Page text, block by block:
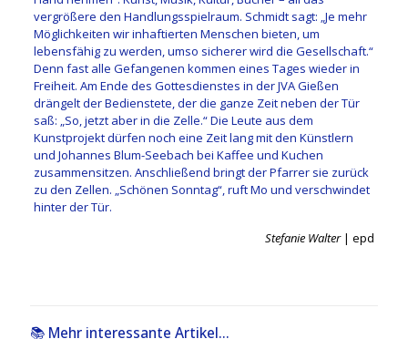
vergrößere den Handlungsspielraum. Schmidt sagt: „Je mehr
Möglichkeiten wir inhaftierten Menschen bieten, um
lebensfähig zu werden, umso sicherer wird die Gesellschaft.“
Denn fast alle Gefangenen kommen eines Tages wieder in
Freiheit. Am Ende des Gottesdienstes in der JVA Gießen
drängelt der Bedienstete, der die ganze Zeit neben der Tür
saß: „So, jetzt aber in die Zelle.“ Die Leute aus dem
Kunstprojekt dürfen noch eine Zeit lang mit den Künstlern
und Johannes Blum-Seebach bei Kaffee und Kuchen
zusammensitzen. Anschließend bringt der Pfarrer sie zurück
zu den Zellen. „Schönen Sonntag“, ruft Mo und verschwindet
hinter der Tür.
Stefanie Walter| epd
📚 Mehr interessante Artikel...